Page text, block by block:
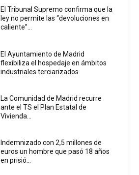
El Tribunal Supremo confirma que la
ley no permite las “devoluciones en
caliente”...
El Ayuntamiento de Madrid
flexibiliza el hospedaje en ámbitos
industriales terciarizados
La Comunidad de Madrid recurre
ante el TS el Plan Estatal de
Vivienda...
Indemnizado con 2,5 millones de
euros un hombre que pasó 18 años
en prisió...